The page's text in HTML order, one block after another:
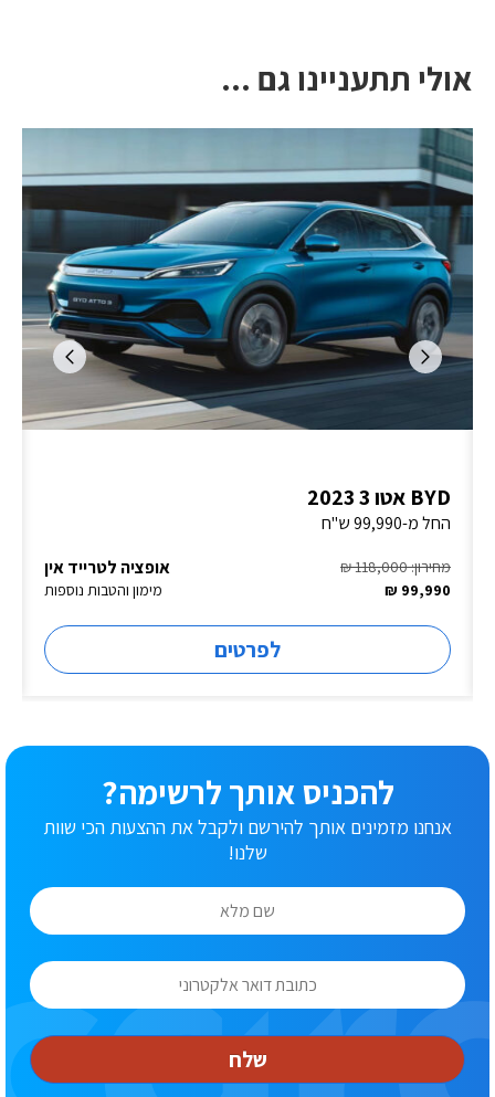
אולי תתעניינו גם ...
BYD אטו 3 2023
החל מ-99,990 ש"ח
אופציה לטרייד אין
מחירון: 118,000 ₪
מימון והטבות נוספות
99,990 ₪
לפרטים
להכניס אותך לרשימה?
אנחנו מזמינים אותך להירשם ולקבל את ההצעות הכי שוות
שלנו!
שלח